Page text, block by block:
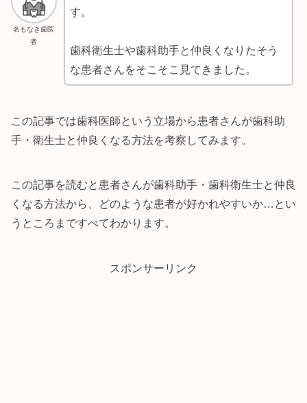
名もなき歯医
者
す。
歯科衛生士や歯科助手と仲良くなりたそう
な患者さんをそこそこ見てきました。
この記事では歯科医師という立場から患者さんが歯科助
手・衛生士と仲良くなる方法を考察してみます。
この記事を読むと患者さんが歯科助手・歯科衛生士と仲良
くなる方法から、どのような患者が好かれやすいか…とい
うところまですべてわかります。
スポンサーリンク